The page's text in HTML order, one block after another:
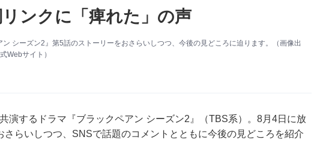
ンクに「痺れた」の声
シーズン2』第5話のストーリーをおさらいしつつ、今後の見どころに迫ります。（画像出
Webサイト）
演するドラマ『ブラックペアン シーズン2』（TBS系）。8月4日に放
らいしつつ、SNSで話題のコメントとともに今後の見どころを紹介